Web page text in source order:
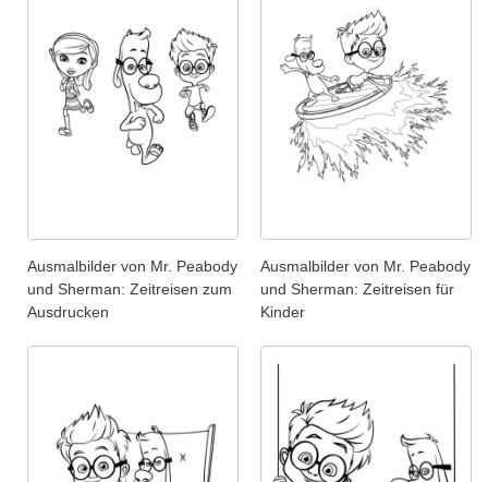
Ausmalbilder von Mr. Peabody
und Sherman: Zeitreisen zum
Ausdrucken
Ausmalbilder von Mr. Peabody
und Sherman: Zeitreisen für
Kinder